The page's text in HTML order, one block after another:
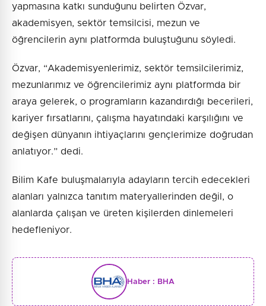
yapmasına katkı sunduğunu belirten Özvar,
akademisyen, sektör temsilcisi, mezun ve
öğrencilerin aynı platformda buluştuğunu söyledi.
Özvar, “Akademisyenlerimiz, sektör temsilcilerimiz,
mezunlarımız ve öğrencilerimiz aynı platformda bir
araya gelerek, o programların kazandırdığı becerileri,
kariyer fırsatlarını, çalışma hayatındaki karşılığını ve
değişen dünyanın ihtiyaçlarını gençlerimize doğrudan
anlatıyor.” dedi.
Bilim Kafe buluşmalarıyla adayların tercih edecekleri
alanları yalnızca tanıtım materyallerinden değil, o
alanlarda çalışan ve üreten kişilerden dinlemeleri
hedefleniyor.
Haber : BHA